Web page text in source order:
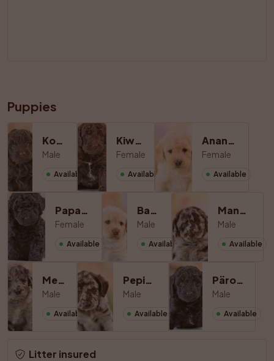
Puppies
Kokos
Male
Available
Kiwi Tingad
Female
Available
Ananas Tingad
Female
Available
Papaya Tingad
Female
Available
Banan
Male
Available
Mango Tingad
Male
Available
Melon
Male
Available
Pepino Tingad
Male
Available
Päron Tingad
Male
Available
Litter insured